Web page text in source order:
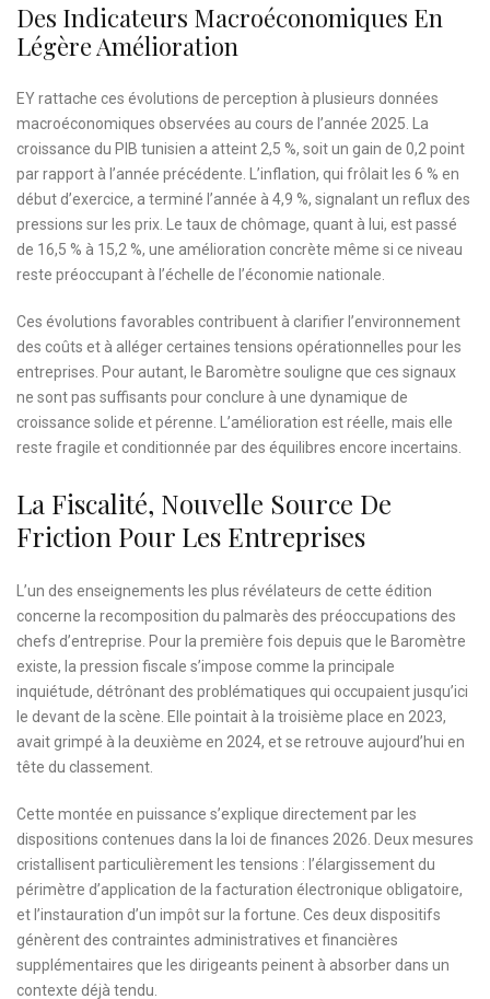
Des Indicateurs Macroéconomiques En
Légère Amélioration
EY rattache ces évolutions de perception à plusieurs données
macroéconomiques observées au cours de l’année 2025. La
croissance du PIB tunisien a atteint 2,5 %, soit un gain de 0,2 point
par rapport à l’année précédente. L’inflation, qui frôlait les 6 % en
début d’exercice, a terminé l’année à 4,9 %, signalant un reflux des
pressions sur les prix. Le taux de chômage, quant à lui, est passé
de 16,5 % à 15,2 %, une amélioration concrète même si ce niveau
reste préoccupant à l’échelle de l’économie nationale.
Ces évolutions favorables contribuent à clarifier l’environnement
des coûts et à alléger certaines tensions opérationnelles pour les
entreprises. Pour autant, le Baromètre souligne que ces signaux
ne sont pas suffisants pour conclure à une dynamique de
croissance solide et pérenne. L’amélioration est réelle, mais elle
reste fragile et conditionnée par des équilibres encore incertains.
La Fiscalité, Nouvelle Source De
Friction Pour Les Entreprises
L’un des enseignements les plus révélateurs de cette édition
concerne la recomposition du palmarès des préoccupations des
chefs d’entreprise. Pour la première fois depuis que le Baromètre
existe, la pression fiscale s’impose comme la principale
inquiétude, détrônant des problématiques qui occupaient jusqu’ici
le devant de la scène. Elle pointait à la troisième place en 2023,
avait grimpé à la deuxième en 2024, et se retrouve aujourd’hui en
tête du classement.
Cette montée en puissance s’explique directement par les
dispositions contenues dans la loi de finances 2026. Deux mesures
cristallisent particulièrement les tensions : l’élargissement du
périmètre d’application de la facturation électronique obligatoire,
et l’instauration d’un impôt sur la fortune. Ces deux dispositifs
génèrent des contraintes administratives et financières
supplémentaires que les dirigeants peinent à absorber dans un
contexte déjà tendu.